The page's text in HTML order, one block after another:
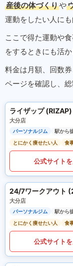
産後の体づくりや
運動をしたい人にも
ここで得た運動や
をするときにも活か
料金は月額、回数
ページを確認し、
ライザップ (RIZAP)
大分店
パーソナルジム
駅から
とにかく痩せたい人
食
公式サイト
24/7ワークアウト
大分店
パーソナルジム
駅から
とにかく痩せたい人
食
公式サイト